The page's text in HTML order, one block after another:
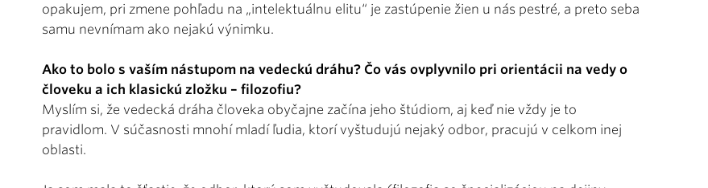
opakujem, pri zmene pohľadu na „intelektuálnu elitu“ je zastúpenie žien u nás pestré, a preto seba
samu nevnímam ako nejakú výnimku.
Ako to bolo s vaším nástupom na vedeckú dráhu? Čo vás ovplyvnilo pri orientácii na vedy o
človeku a ich klasickú zložku – filozofiu?
Myslím si, že vedecká dráha človeka obyčajne začína jeho štúdiom, aj keď nie vždy je to
pravidlom. V súčasnosti mnohí mladí ľudia, ktorí vyštudujú nejaký odbor, pracujú v celkom inej
oblasti.